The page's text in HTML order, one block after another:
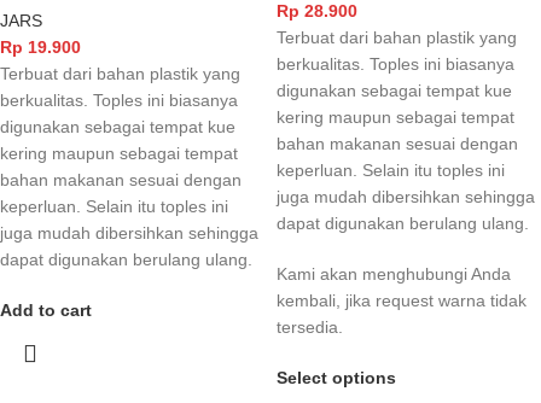
JARS
Rp 19.900
Terbuat dari bahan plastik yang
berkualitas. Toples ini biasanya
digunakan sebagai tempat kue
kering maupun sebagai tempat
bahan makanan sesuai dengan
keperluan. Selain itu toples ini
juga mudah dibersihkan sehingga
dapat digunakan berulang ulang.
Add to cart
Rp 28.900
Terbuat dari bahan plastik yang
berkualitas. Toples ini biasanya
digunakan sebagai tempat kue
kering maupun sebagai tempat
bahan makanan sesuai dengan
keperluan. Selain itu toples ini
juga mudah dibersihkan sehingga
dapat digunakan berulang ulang.
Kami akan menghubungi Anda
kembali, jika request warna tidak
tersedia.
Select options